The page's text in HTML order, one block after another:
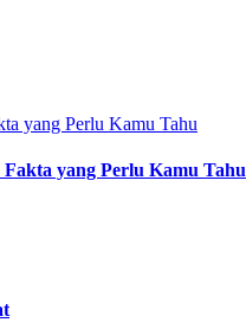
yang Perlu Kamu Tahu